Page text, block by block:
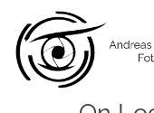
Inhalt
springen